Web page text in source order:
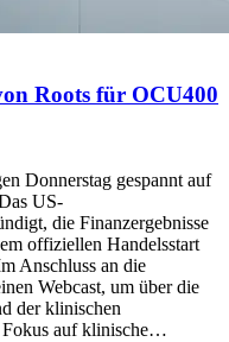
Roots für OCU400
Donnerstag gespannt auf
US-
die Finanzergebnisse
offiziellen Handelsstart
Anschluss an die
Webcast, um über die
der klinischen
Fokus auf klinische…